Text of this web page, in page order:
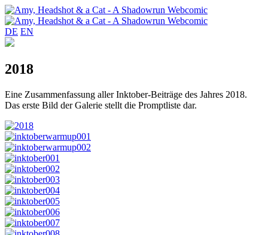
DE EN
2018
Eine Zusammenfassung aller Inktober-Beiträge des Jahres 2018.
Das erste Bild der Galerie stellt die Promptliste dar.